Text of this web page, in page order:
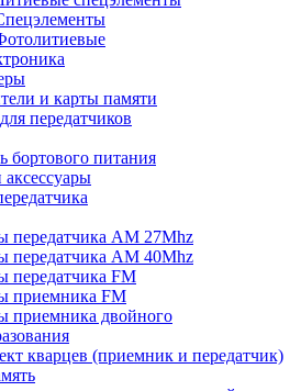
и карты памяти
передатчиков
бортового питания
передатчика AM 27Mhz
передатчика AM 40Mhz
передатчика FM
приемника FM
приемника двойного
кварцев (приемник и передатчик)